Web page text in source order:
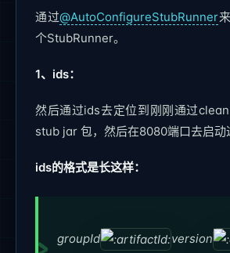
通过@AutoConfigureStubRunner
个StubRunner。
1、ids：
然后通过ids去定位到刚刚通过
stub jar 包，然后在8080端口去启动
ids的格式是长这样：
groupId version